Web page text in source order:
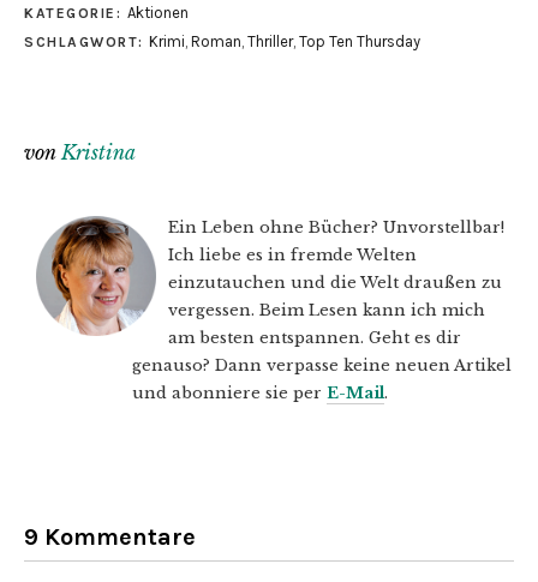
KATEGORIE: Aktionen
SCHLAGWORT: Krimi, Roman, Thriller, Top Ten Thursday
vonKristina
Ein Leben ohne Bücher? Unvorstellbar!
Ich liebe es in fremde Welten
einzutauchen und die Welt draußen zu
vergessen. Beim Lesen kann ich mich
am besten entspannen. Geht es dir
genauso? Dann verpasse keine neuen Artikel
und abonniere sie per E-Mail.
9 Kommentare